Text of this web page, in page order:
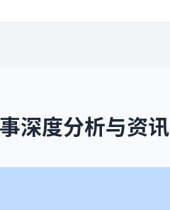
深度分析与资讯